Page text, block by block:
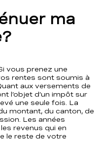
ma
vous prenez une
rentes sont soumis à
aux versements de
l’objet d’un impôt sur
une seule fois. La
montant, du canton, de
Les années
revenus qui en
le reste de votre